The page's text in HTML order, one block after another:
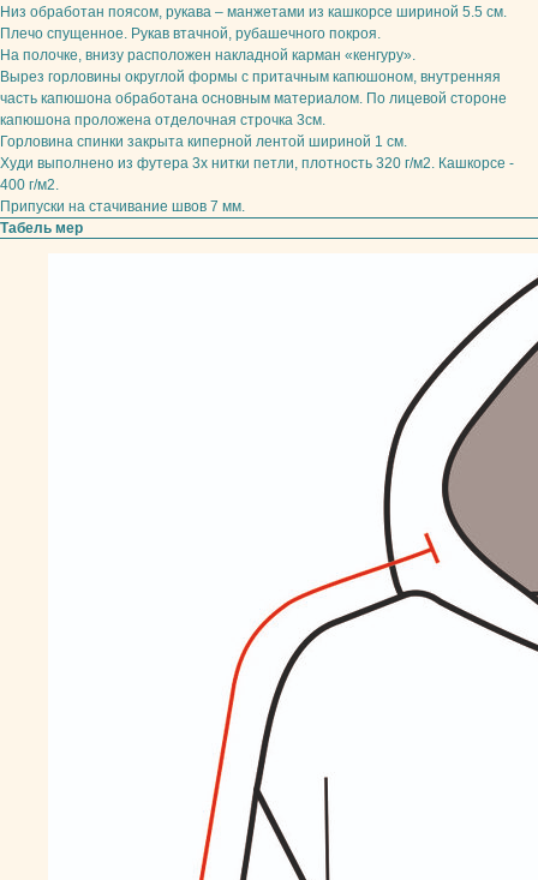
Низ обработан поясом, рукава – манжетами из кашкорсе шириной 5.5 см.
Плечо спущенное. Рукав втачной, рубашечного покроя.
На полочке, внизу расположен накладной карман «кенгуру».
Вырез горловины округлой формы с притачным капюшоном, внутренняя
часть капюшона обработана основным материалом. По лицевой стороне
капюшона проложена отделочная строчка 3см.
Горловина спинки закрыта киперной лентой шириной 1 см.
Худи выполнено из футера 3х нитки петли, плотность 320 г/м2. Кашкорсе -
400 г/м2.
Припуски на стачивание швов 7 мм.
Табель мер